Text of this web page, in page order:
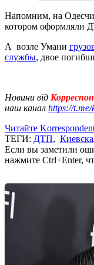
Напомним, на
котором оформляли
А возле Умани
службы, двое
Новини від
наш канал https://t.me/
Читайте
ТЕГИ: ДТП,
Если вы заметили
нажмите Ctrl+Enter,